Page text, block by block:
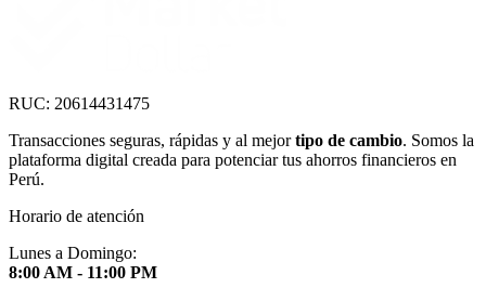
RUC: 20614431475
Transacciones seguras, rápidas y al mejortipo de cambio. Somos la
plataforma digital creada para potenciar tus ahorros financieros en
Perú.
Horario de atención
Lunes a Domingo:
8:00 AM - 11:00 PM